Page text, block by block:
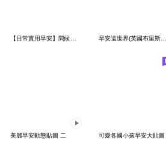
美麗早安動態貼圖 二 可愛各國小孩早安大貼圖